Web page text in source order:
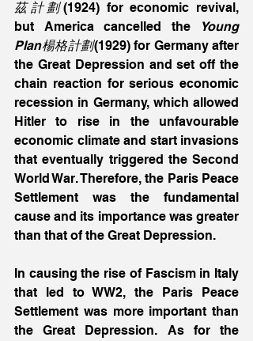
茲計劃(1924) for economic revival,
but America cancelled the
Young
Plan楊格計劃(1929) for Germany after
the Great Depression and set off the
chain reaction for serious economic
recession in Germany, which allowed
Hitler to rise in the unfavourable
economic climate and start invasions
that eventually triggered the Second
World War. Therefore, the Paris Peace
Settlement was the fundamental
cause and its importance was greater
than that of the Great Depression.
In causing the rise of Fascism in Italy
that led to WW2, the Paris Peace
Settlement was more important than
the Great Depression. As for the